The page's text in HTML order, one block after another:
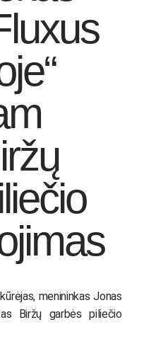
menininkas Jonas
Biržų garbės piliečio